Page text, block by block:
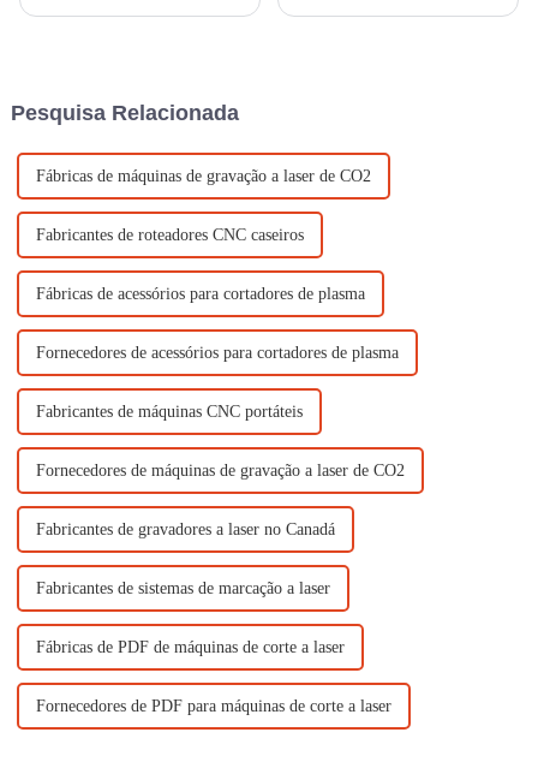
e gravações precisos e rápidos.
Pesquisa Relacionada
Fábricas de máquinas de gravação a laser de CO2
Fabricantes de roteadores CNC caseiros
Fábricas de acessórios para cortadores de plasma
Fornecedores de acessórios para cortadores de plasma
Fabricantes de máquinas CNC portáteis
Fornecedores de máquinas de gravação a laser de CO2
Fabricantes de gravadores a laser no Canadá
Fabricantes de sistemas de marcação a laser
Fábricas de PDF de máquinas de corte a laser
Fornecedores de PDF para máquinas de corte a laser